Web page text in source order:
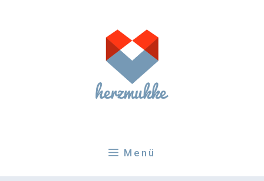
Menü